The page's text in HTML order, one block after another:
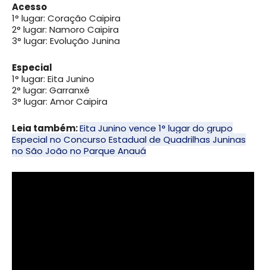
Acesso
1° lugar: Coração Caipira
2° lugar: Namoro Caipira
3° lugar: Evolução Junina
Especial
1° lugar: Eita Junino
2° lugar: Garranxê
3° lugar: Amor Caipira
Leia também:Eita Junino vence 1° lugar do grupo
Especial no Concurso Estadual de Quadrilhas Juninas
no São João no Parque Anauá